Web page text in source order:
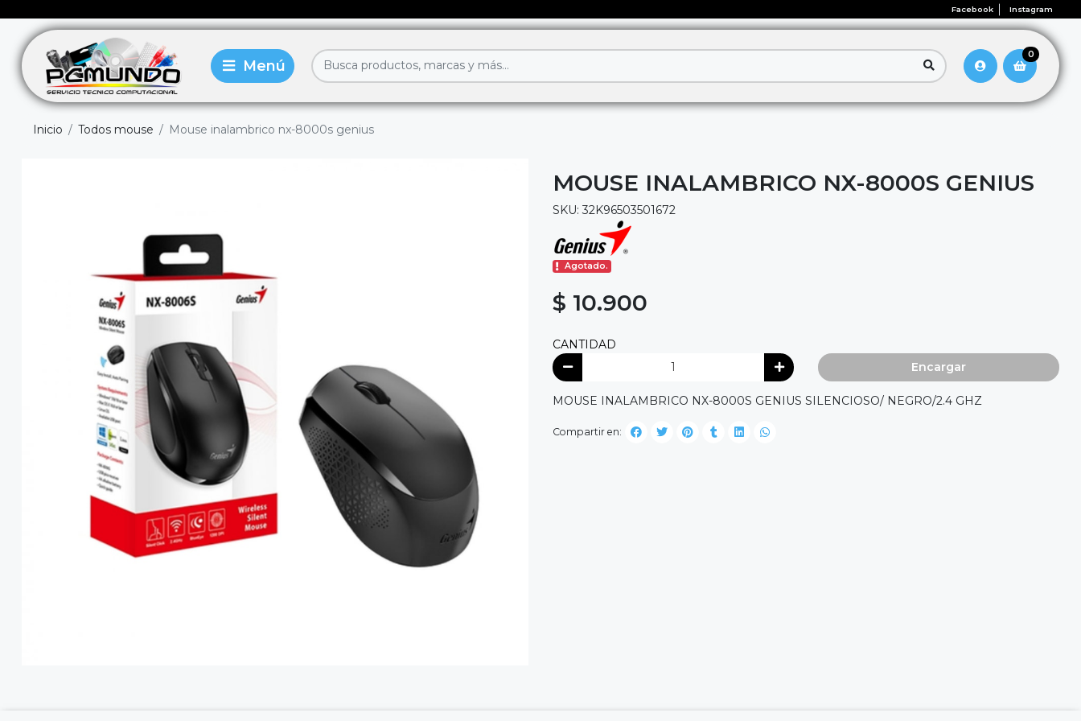
Facebook Instagram
0
Inicio Todos mouse Mouse inalambrico nx-8000s genius
MOUSE INALAMBRICO NX-8000S GENIUS
SKU: 32K96503501672
Agotado.
$ 10.900
CANTIDAD
Encargar
MOUSE INALAMBRICO NX-8000S GENIUS SILENCIOSO/ NEGRO/2.4 GHZ
Compartir en: